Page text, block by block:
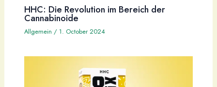
HHC: Die Revolution im Bereich der
Cannabinoide
Allgemein / 1. October 2024